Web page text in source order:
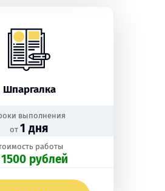
Шпаргалка
выполнения
от 1 дня
работы
1500 рублей